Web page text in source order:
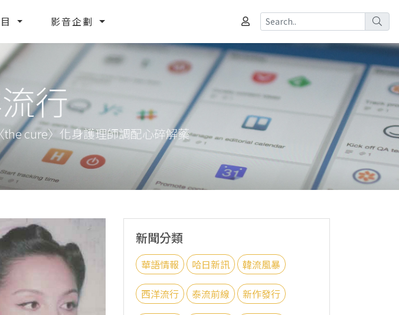
影音企劃
行
cure〉化身護理師調配心碎解藥
新聞分類
華語情報 哈日新訊 韓流風暴
西洋流行 泰流前線 新作發行